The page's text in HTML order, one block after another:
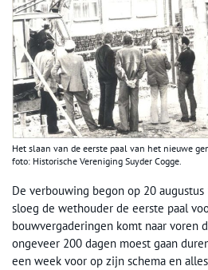
Het slaan van de eerste paal van het nieuwe
foto: Historische Vereniging Suyder Cogge.
De verbouwing begon op 20 augustus
sloeg de wethouder de eerste paal
bouwvergaderingen komt naar voren
ongeveer 200 dagen moest gaan
een week voor op zijn schema en